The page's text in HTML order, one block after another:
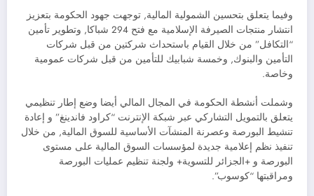
وفيما يتعلق بتحسين الشمولية المالية, توجهت جهود الحكومة بتعزيز
انتشار منتجات الصيرفة الإسلامية مع فتح 294 شباكا, وتطوير تأمين
“التكافل” من خلال القيام باستحداث شركتين من قبل شركات
التأمين والبنوك, وخمسة شبابيك للتأمين من قبل شركات عمومية
وخاصة.
وشملت أنشطة الحكومة في المجال المالي أيضا وضع إطار تنظيمي
يتعلق بالتمويل التشاركي عبر شبكة الإنترنت “كراود فاندينغ” و إعادة
تنشيط البورصة وعصرنة المنشآت الأساسية للسوق المالية, من خلال
تنفيذ نظم إعلامية جديدة لمؤسسات السوق المالية على مستوى
البورصة و +الجزائر للتسوية+ ولجنة تنظيم عمليات البورصة
ومراقبتها “كوسوب”.